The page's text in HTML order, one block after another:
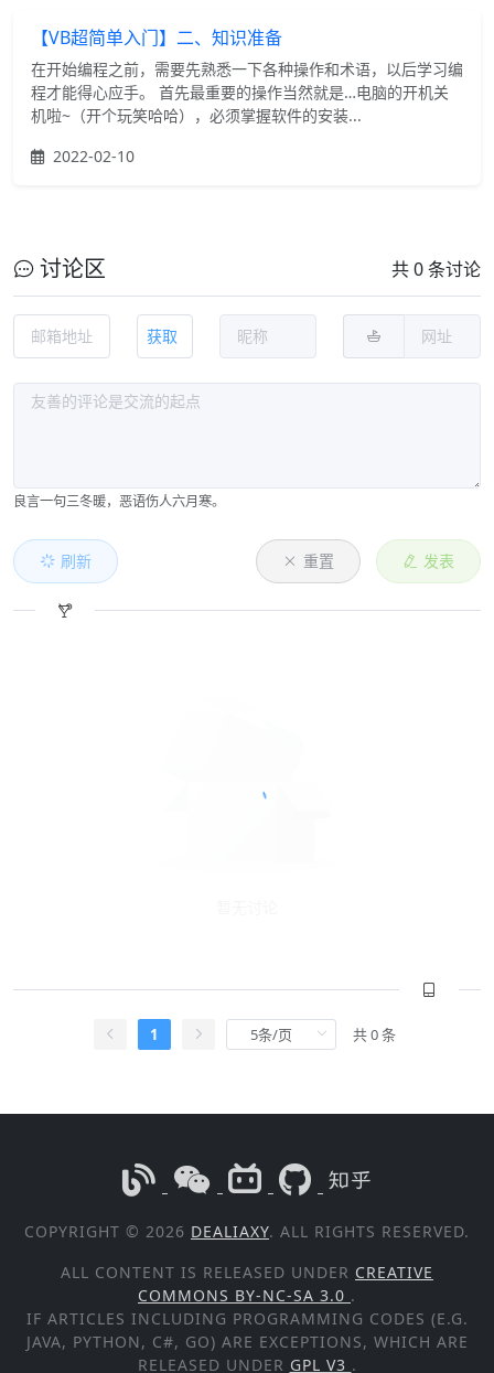
【VB超简单入门】二、知识准备
在开始编程之前，需要先熟悉一下各种操作和术语，以后学习编
程才能得心应手。 首先最重要的操作当然就是…电脑的开机关
机啦~（开个玩笑哈哈），必须掌握软件的安装...
2022-02-10
讨论区 共 0 条讨论
获取
良言一句三冬暖，恶语伤人六月寒。
刷新 重置 发表
1 共 0 条
COPYRIGHT © 2026 DEALIAXY. ALL RIGHTS RESERVED.
ALL CONTENT IS RELEASED UNDER CREATIVE
COMMONS BY-NC-SA 3.0 .
IF ARTICLES INCLUDING PROGRAMMING CODES (E.G.
JAVA, PYTHON, C#, GO) ARE EXCEPTIONS, WHICH ARE
RELEASED UNDER GPL V3 .